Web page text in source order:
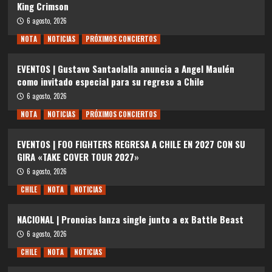
King Crimson
6 agosto, 2026
NOTA
NOTICIAS PRÓXIMOS CONCIERTOS
EVENTOS | Gustavo Santaolalla anuncia a Angel Maulén
como invitado especial para su regreso a Chile
6 agosto, 2026
NOTA
NOTICIAS PRÓXIMOS CONCIERTOS
EVENTOS | FOO FIGHTERS REGRESA A CHILE EN 2027 CON SU
GIRA «TAKE COVER TOUR 2027»
6 agosto, 2026
CHILE
NOTA NOTICIAS
NACIONAL | Pronoias lanza single junto a ex Battle Beast
6 agosto, 2026
CHILE
NOTA NOTICIAS